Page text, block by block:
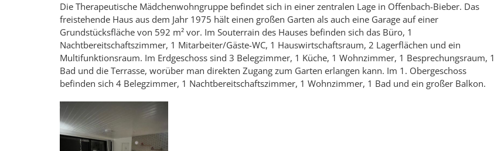
Die Therapeutische Mädchenwohngruppe befindet sich in einer zentralen Lage in Offenbach-Bieber. Das
freistehende Haus aus dem Jahr 1975 hält einen großen Garten als auch eine Garage auf einer
Grundstücksfläche von 592 m² vor. Im Souterrain des Hauses befinden sich das Büro, 1
Nachtbereitschaftszimmer, 1 Mitarbeiter/Gäste-WC, 1 Hauswirtschaftsraum, 2 Lagerflächen und ein
Multifunktionsraum. Im Erdgeschoss sind 3 Belegzimmer, 1 Küche, 1 Wohnzimmer, 1 Besprechungsraum, 1
Bad und die Terrasse, worüber man direkten Zugang zum Garten erlangen kann. Im 1. Obergeschoss
befinden sich 4 Belegzimmer, 1 Nachtbereitschaftszimmer, 1 Wohnzimmer, 1 Bad und ein großer Balkon.